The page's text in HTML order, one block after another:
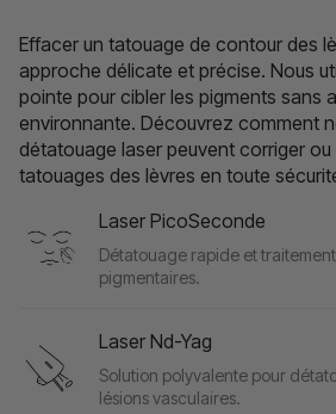
Effacer un tatouage de contour des
approche délicate et précise. Nous
pointe pour cibler les pigments sans
environnante. Découvrez comment
détatouage laser peuvent corriger ou
tatouages des lèvres en toute
Laser PicoSeconde
Détatouage rapide et
pigmentaires.
Laser Nd-Yag
Solution polyvalente pour
lésions vasculaires.